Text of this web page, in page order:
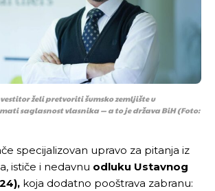
želi pretvoriti šumsko zemljište u
saglasnost vlasnika — a to je država BiH(Foto:
specijalizovan upravo za pitanja iz
ističe i nedavnu odluku Ustavnog
koja dodatno pooštrava zabranu: